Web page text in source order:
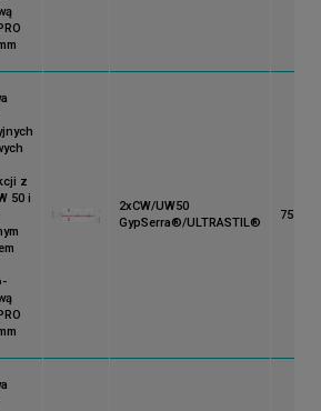
z
50 i
2xCW/UW50
GypSerra®/ULTRASTIL®
75